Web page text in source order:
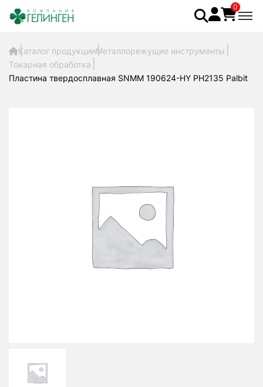
0
Каталог продукцииМеталлорежущие инструменты
Токарная обработка
Пластина твердосплавная SNMM 190624-HY PH2135 Palbit